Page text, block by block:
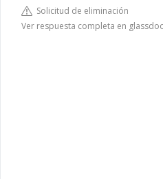
Solicitud de eliminación
Ver respuesta completa en